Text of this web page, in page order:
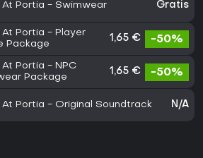
At Portia - Swimwear Gratis
At Portia - Player
Package
1,65 € -50%
At Portia - NPC
Package
1,65 € -50%
At Portia - Original Soundtrack N/A